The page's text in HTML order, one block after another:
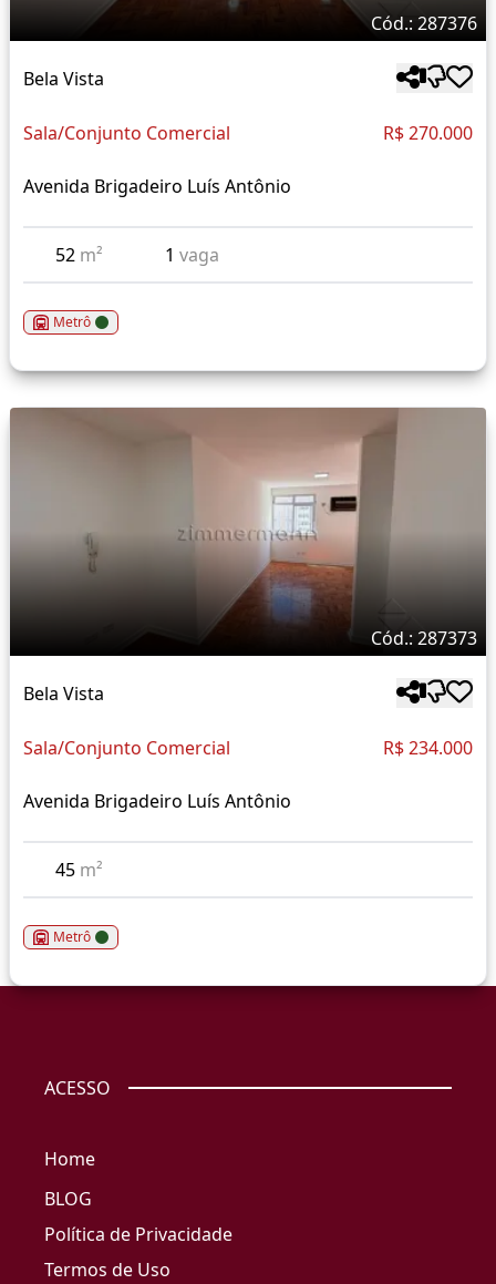
Cód.: 287376
Bela Vista
Sala/Conjunto Comercial R$ 270.000
Avenida Brigadeiro Luís Antônio
52 m² 1 vaga
Metrô
Cód.: 287373
Bela Vista
Sala/Conjunto Comercial R$ 234.000
Avenida Brigadeiro Luís Antônio
45 m²
Metrô
ACESSO
Home
BLOG
Política de Privacidade
Termos de Uso